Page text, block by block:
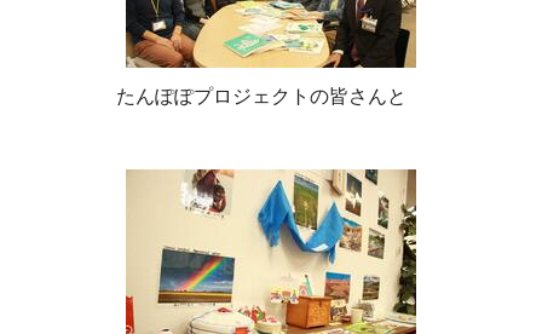
たんぽぽプロジェクトの皆さんと